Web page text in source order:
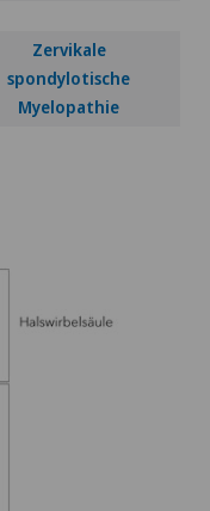
Zervikale
spondylotische
Myelopathie